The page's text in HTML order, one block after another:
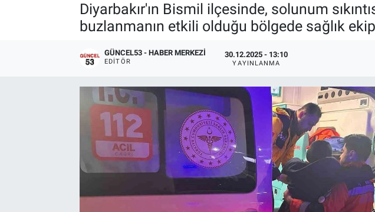
Diyarbakır'ın Bismil ilçesinde, solunum
buzlanmanın etkili olduğu bölgede sağlık
GÜNCEL53 - HABER MERKEZI
EDITÖR
30.12.2025 - 13:10
YAYINLANMA